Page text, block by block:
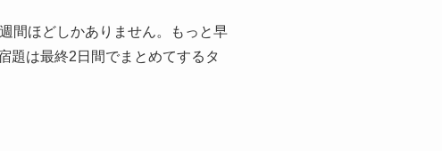
間ほどしかありません。もっと早
題は最終2日間でまとめてするタ